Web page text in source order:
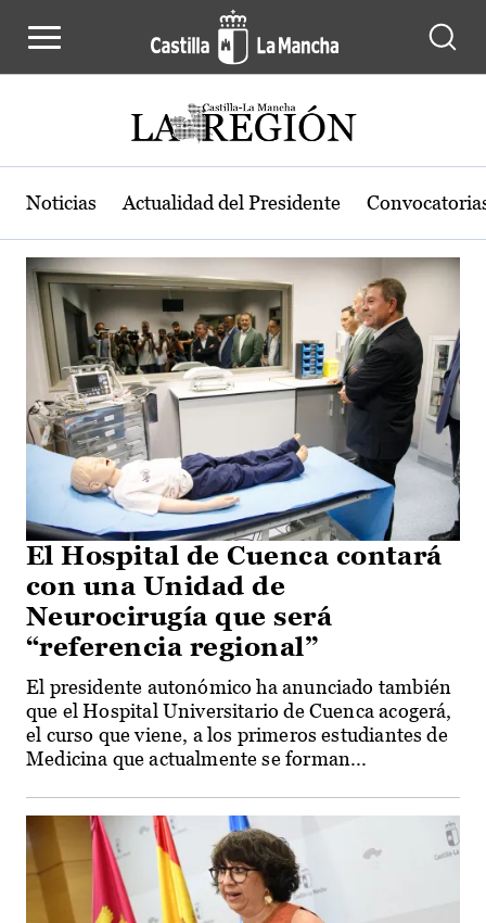
Actualidad de la región de Castilla-
Noticias Actualidad del Presidente
El Hospital de Cuenca contará
con una Unidad de
Neurocirugía que será
“referencia regional”
El presidente autonómico ha anunciado también
que el Hospital Universitario de Cuenca acogerá,
el curso que viene, a los primeros estudiantes de
Medicina que actualmente se forman...